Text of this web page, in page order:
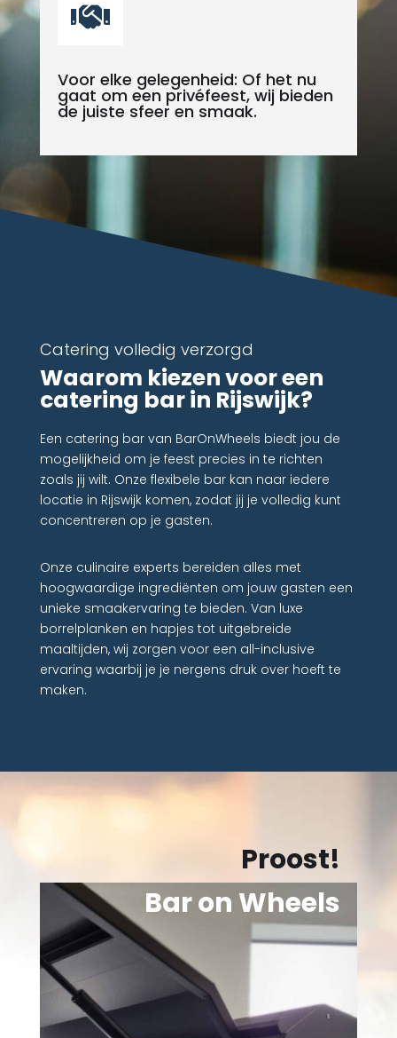

Voor elke gelegenheid: Of het nu
gaat om een privéfeest, wij bieden
de juiste sfeer en smaak.
Catering volledig verzorgd
Waarom kiezen voor een
catering bar in Rijswijk?
Een catering bar van BarOnWheels biedt jou de
mogelijkheid om je feest precies in te richten
zoals jij wilt. Onze flexibele bar kan naar iedere
locatie in Rijswijk komen, zodat jij je volledig kunt
concentreren op je gasten.
Onze culinaire experts bereiden alles met
hoogwaardige ingrediënten om jouw gasten een
unieke smaakervaring te bieden. Van luxe
borrelplanken en hapjes tot uitgebreide
maaltijden, wij zorgen voor een all-inclusive
ervaring waarbij je je nergens druk over hoeft te
maken.
Proost!
Bar on Wheels